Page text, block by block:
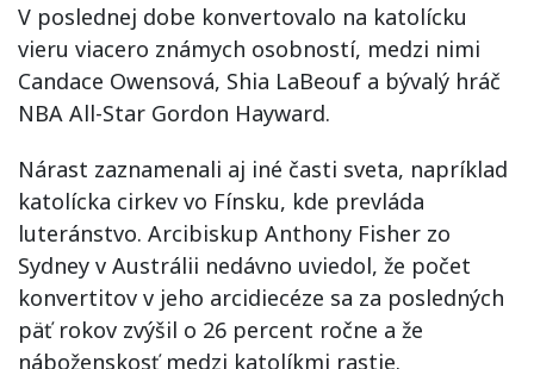
V poslednej dobe konvertovalo na katolícku
vieru viacero známych osobností, medzi nimi
Candace Owensová, Shia LaBeouf a bývalý hráč
NBA All-Star Gordon Hayward.
Nárast zaznamenali aj iné časti sveta, napríklad
katolícka cirkev vo Fínsku, kde prevláda
luteránstvo. Arcibiskup Anthony Fisher zo
Sydney v Austrálii nedávno uviedol, že počet
konvertitov v jeho arcidiecéze sa za posledných
päť rokov zvýšil o 26 percent ročne a že
náboženskosť medzi katolíkmi rastie.